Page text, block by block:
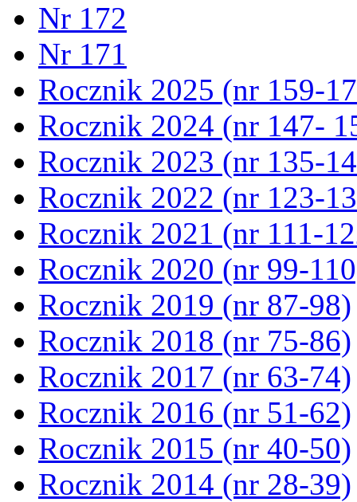
Nr 172
Nr 171
Rocznik 2025 (nr 159-
Rocznik 2024 (nr 147-
Rocznik 2023 (nr 135-
Rocznik 2022 (nr 123-
Rocznik 2021 (nr 111-
Rocznik 2020 (nr 99-
Rocznik 2019 (nr 87-98)
Rocznik 2018 (nr 75-86)
Rocznik 2017 (nr 63-74)
Rocznik 2016 (nr 51-62)
Rocznik 2015 (nr 40-50)
Rocznik 2014 (nr 28-39)